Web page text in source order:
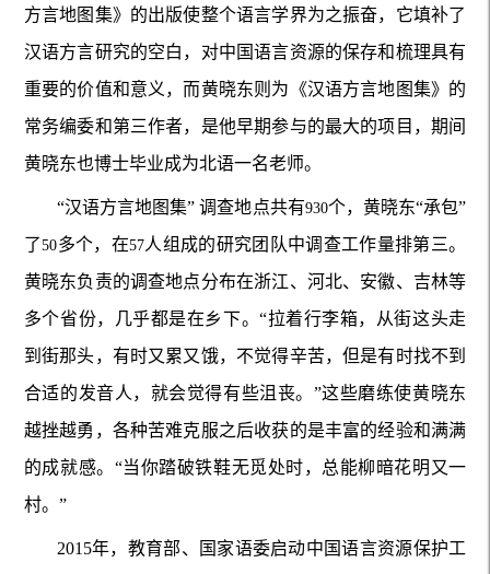
方言地图集》的出版使整个语言学界为之振奋，它填补了
汉语方言研究的空白，对中国语言资源的保存和梳理具有
重要的价值和意义，而黄晓东则为《汉语方言地图集》的
常务编委和第三作者，是他早期参与的最大的项目，期间
黄晓东也博士毕业成为北语一名老师。
“汉语方言地图集” 调查地点共有930个，黄晓东“承包”
了50多个，在57人组成的研究团队中调查工作量排第三。
黄晓东负责的调查地点分布在浙江、河北、安徽、吉林等
多个省份，几乎都是在乡下。“拉着行李箱，从街这头走
到街那头，有时又累又饿，不觉得辛苦，但是有时找不到
合适的发音人，就会觉得有些沮丧。”这些磨练使黄晓东
越挫越勇，各种苦难克服之后收获的是丰富的经验和满满
的成就感。“当你踏破铁鞋无觅处时，总能柳暗花明又一
村。”
2015年，教育部、国家语委启动中国语言资源保护工